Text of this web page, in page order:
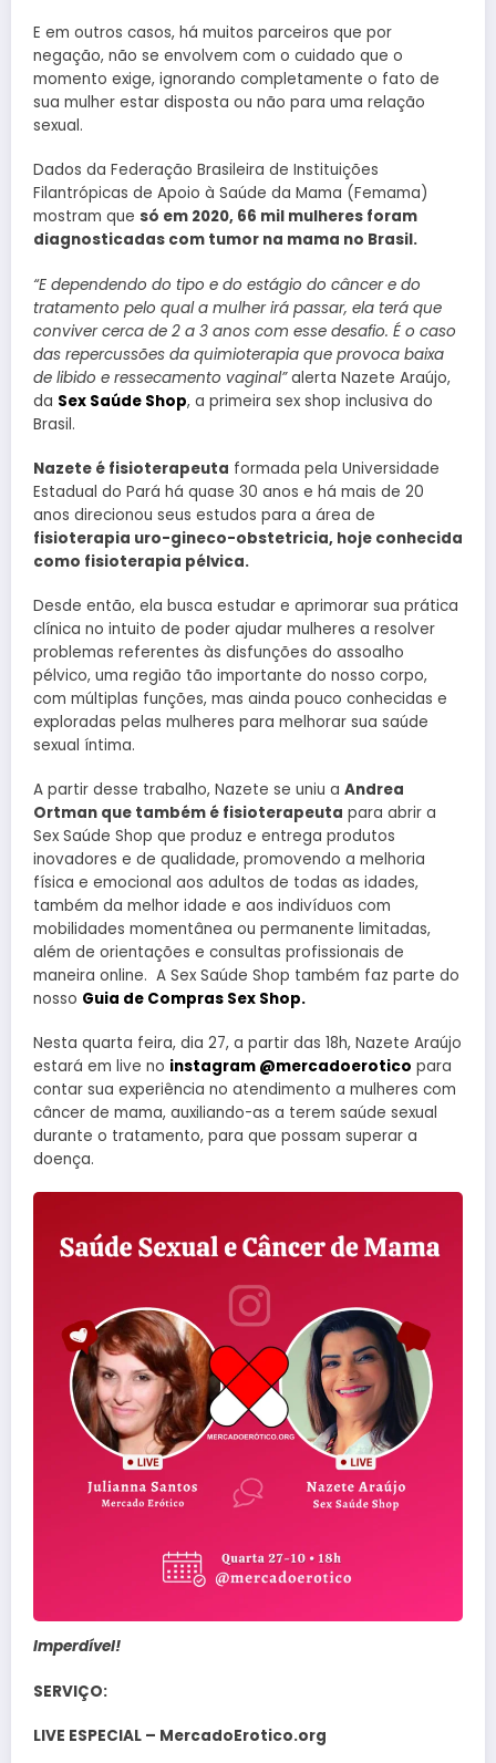
E em outros casos, há muitos parceiros que por
negação, não se envolvem com o cuidado que o
momento exige, ignorando completamente o fato de
sua mulher estar disposta ou não para uma relação
sexual.
Dados da Federação Brasileira de Instituições
Filantrópicas de Apoio à Saúde da Mama (Femama)
mostram que só em 2020, 66 mil mulheres foram
diagnosticadas com tumor na mama no Brasil.
“E dependendo do tipo e do estágio do câncer e do
tratamento pelo qual a mulher irá passar, ela terá que
conviver cerca de 2 a 3 anos com esse desafio. É o caso
das repercussões da quimioterapia que provoca baixa
de libido e ressecamento vaginal”alerta Nazete Araújo,
da Sex Saúde Shop, a primeira sex shop inclusiva do
Brasil.
Nazete é fisioterapeuta formada pela Universidade
Estadual do Pará há quase 30 anos e há mais de 20
anos direcionou seus estudos para a área de
fisioterapia uro-gineco-obstetricia, hoje conhecida
como fisioterapia pélvica.
Desde então, ela busca estudar e aprimorar sua prática
clínica no intuito de poder ajudar mulheres a resolver
problemas referentes às disfunções do assoalho
pélvico, uma região tão importante do nosso corpo,
com múltiplas funções, mas ainda pouco conhecidas e
exploradas pelas mulheres para melhorar sua saúde
sexual íntima.
A partir desse trabalho, Nazete se uniu a Andrea
Ortman que também é fisioterapeuta para abrir a
Sex Saúde Shop que produz e entrega produtos
inovadores e de qualidade, promovendo a melhoria
física e emocional aos adultos de todas as idades,
também da melhor idade e aos indivíduos com
mobilidades momentânea ou permanente limitadas,
além de orientações e consultas profissionais de
maneira online. A Sex Saúde Shop também faz parte do
nosso Guia de Compras Sex Shop.
Nesta quarta feira, dia 27, a partir das 18h, Nazete Araújo
estará em live no instagram @mercadoerotico para
contar sua experiência no atendimento a mulheres com
câncer de mama, auxiliando-as a terem saúde sexual
durante o tratamento, para que possam superar a
doença.
Imperdível!
SERVIÇO:
LIVE ESPECIAL – MercadoErotico.org